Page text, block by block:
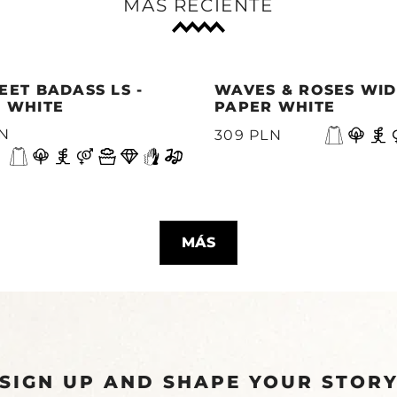
MÁS RECIENTE
BADASS LS -
WHITE
WAVES & ROSES
PAPER WHITE
309 PLN
MÁS
UP AND SHAPE YOUR